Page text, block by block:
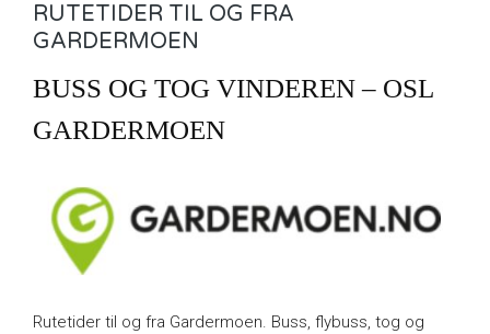
RUTETIDER TIL OG FRA
GARDERMOEN
BUSS OG TOG VINDEREN – OSL
GARDERMOEN
Rutetider til og fra Gardermoen. Buss, flybuss, tog og